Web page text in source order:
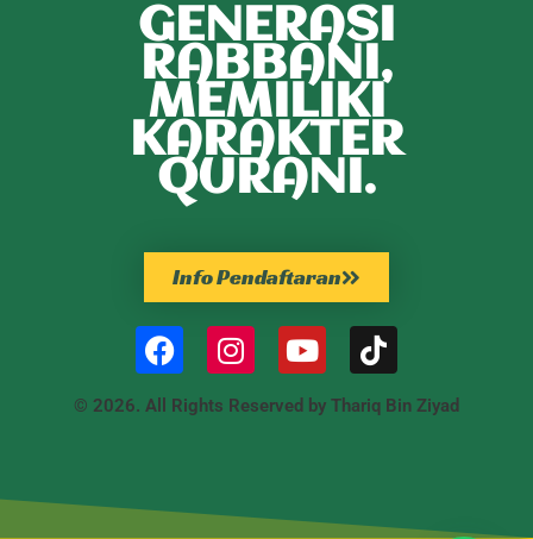
GENERASI
RABBANI,
MEMILIKI
KARAKTER
QURANI.
Info Pendaftaran
© 2026. All Rights Reserved by Thariq Bin Ziyad